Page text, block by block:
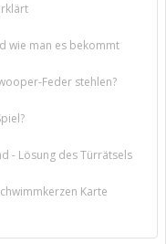
wie man es bekommt
Feder stehlen?
- Lösung des Türrätsels
Karte